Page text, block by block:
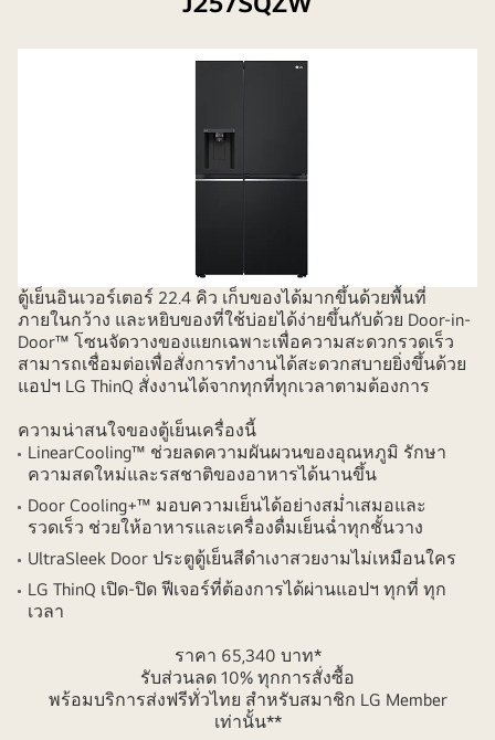
ตู้เย็นอินเวอร์เตอร์ 22.4 คิว เก็บของได้มากขึ้นด้วยพื้นที่
ภายในกว้าง และหยิบของที่ใช้บ่อยได้ง่ายขึ้นกับด้วย Door-in-
Door™ โซนจัดวางของแยกเฉพาะเพื่อความสะดวกรวดเร็ว
สามารถเชื่อมต่อเพื่อสั่งการทำงานได้สะดวกสบายยิ่งขึ้นด้วย
แอปฯ LG ThinQ สั่งงานได้จากทุกที่ทุกเวลาตามต้องการ
ความน่าสนใจของตู้เย็นเครื่องนี้
LinearCooling™ ช่วยลดความผันผวนของอุณหภูมิ รักษา
ความสดใหม่และรสชาติของอาหารได้นานขึ้น
Door Cooling+™ มอบความเย็นได้อย่างสม่ำเสมอและ
รวดเร็ว ช่วยให้อาหารและเครื่องดื่มเย็นฉ่ำทุกชั้นวาง
UltraSleek Door ประตูตู้เย็นสีดำเงาสวยงามไม่เหมือนใคร
LG ThinQ เปิด-ปิด ฟีเจอร์ที่ต้องการได้ผ่านแอปฯ ทุกที่ ทุก
เวลา
ราคา 65,340 บาท*
รับส่วนลด 10% ทุกการสั่งซื้อ
พร้อมบริการส่งฟรีทั่วไทย สำหรับสมาชิก LG Member
เท่านั้น**